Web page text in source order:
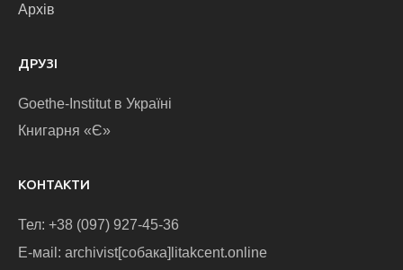
Архів
ДРУЗІ
Goethe-Institut в Україні
Книгарня «Є»
КОНТАКТИ
Тел: +38 (097) 927-45-36
E-маіl: archivist[собака]litakcent.online